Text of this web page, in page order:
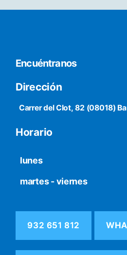
Encuéntranos
Dirección
Carrer del Clot, 82 (08018)
Horario
lunes
martes - viernes
932 651 812